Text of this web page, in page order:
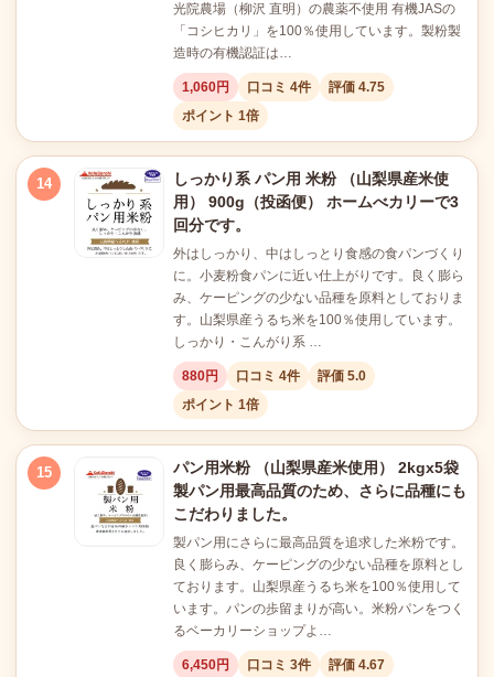
光院農場（柳沢 直明）の農薬不使用 有機JASの
「コシヒカリ」を100％使用しています。製粉製
造時の有機認証は…
1,060円 口コミ 4件
評価 4.75
ポイント 1倍
14
しっかり系 パン用 米粉 （山梨県産米使
用） 900g（投函便） ホームべカリーで3
回分です。
外はしっかり、中はしっとり食感の食パンづくり
に。小麦粉食パンに近い仕上がりです。良く膨ら
み、ケーピングの少ない品種を原料としておりま
す。山梨県産うるち米を100％使用しています。
しっかり・こんがり系 …
880円 口コミ 4件
評価 5.0
ポイント 1倍
15
パン用米粉 （山梨県産米使用） 2kgx5袋
製パン用最高品質のため、さらに品種にも
こだわりました。
製パン用にさらに最高品質を追求した米粉です。
良く膨らみ、ケーピングの少ない品種を原料とし
ております。山梨県産うるち米を100％使用して
います。パンの歩留まりが高い。米粉パンをつく
るベーカリーショップよ…
6,450円 口コミ 3件
評価 4.67